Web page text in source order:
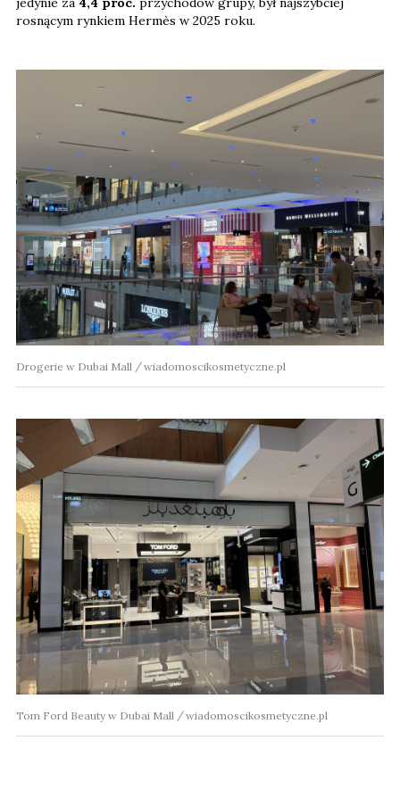
rosnącym rynkiem Hermès w 2025 roku.
Drogerie w Dubai Mall wiadomoscikosmetyczne.pl
Tom Ford Beauty w Dubai Mall wiadomoscikosmetyczne.pl